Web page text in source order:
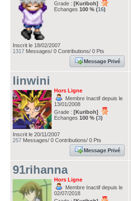
Grade : [Kuriboh]
Echanges 100 % (16)
Inscrit le 18/02/2007
1317 Messages/ 0 Contributions/ 0 Pts
Message Privé
linwini
Hors Ligne
Membre Inactif depuis le
13/01/2008
Grade : [Kuriboh]
Echanges 100 % (3)
Inscrit le 20/11/2007
257 Messages/ 0 Contributions/ 0 Pts
Message Privé
91rihanna
Hors Ligne
Membre Inactif depuis le
02/07/2018